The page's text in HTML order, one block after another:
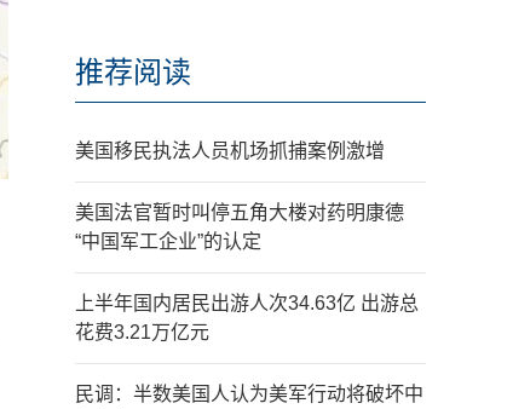
推荐阅读
美国移民执法人员机场抓捕案例激增
美国法官暂时叫停五角大楼对药明康德
“中国军工企业”的认定
上半年国内居民出游人次34.63亿 出游总
花费3.21万亿元
民调：半数美国人认为美军行动将破坏中